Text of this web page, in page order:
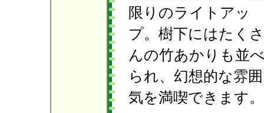
限りのライトアッ
プ。樹下にはたくさ
んの竹あかりも並
られ、幻想的な雰囲
気を満喫できます。